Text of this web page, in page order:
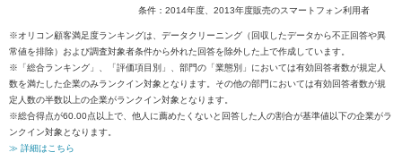
条件：2014年度、2013年度販売のスマートフォン利用者
※オリコン顧客満足度ランキングは、データクリーニング（回収したデータから不正回答や異
常値を排除）および調査対象者条件から外れた回答を除外した上で作成しています。
※「総合ランキング」、「評価項目別」、部門の「業態別」においては有効回答者数が規定人
数を満たした企業のみランクイン対象となります。その他の部門においては有効回答者数が規
定人数の半数以上の企業がランクイン対象となります。
※総合得点が60.00点以上で、他人に薦めたくないと回答した人の割合が基準値以下の企業がラ
ンクイン対象となります。
≫ 詳細はこちら